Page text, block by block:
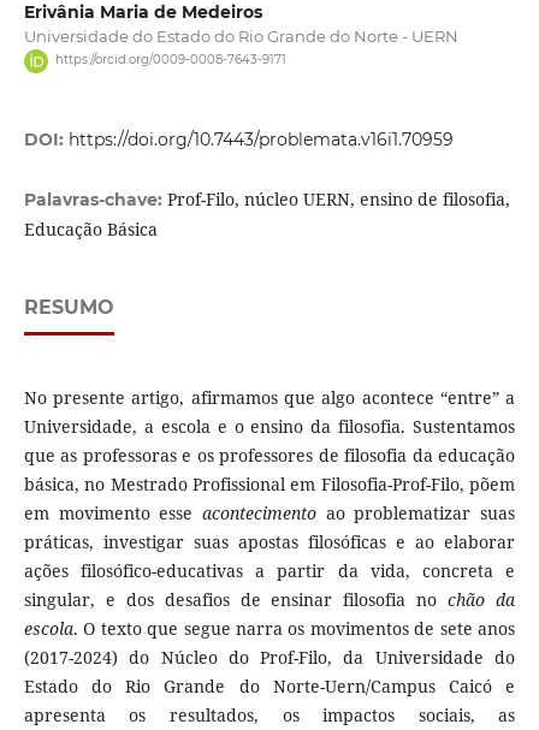
Erivânia Maria de Medeiros
Universidade do Estado do Rio Grande do Norte - UERN
https://orcid.org/0009-0008-7643-9171
DOI: https://doi.org/10.7443/problemata.v16i1.70959
Palavras-chave: Prof-Filo, núcleo UERN, ensino de filosofia,
Educação Básica
RESUMO
No presente artigo, afirmamos que algo acontece “entre” a
Universidade, a escola e o ensino da filosofia. Sustentamos
que as professoras e os professores de filosofia da educação
básica, no Mestrado Profissional em Filosofia-Prof-Filo, põem
em movimento esse acontecimento ao problematizar suas
práticas, investigar suas apostas filosóficas e ao elaborar
ações filosófico-educativas a partir da vida, concreta e
singular, e dos desafios de ensinar filosofia nochão da
escola. O texto que segue narra os movimentos de sete anos
(2017-2024) do Núcleo do Prof-Filo, da Universidade do
Estado do Rio Grande do Norte-Uern/Campus Caicó e
apresenta os resultados, os impactos sociais, as